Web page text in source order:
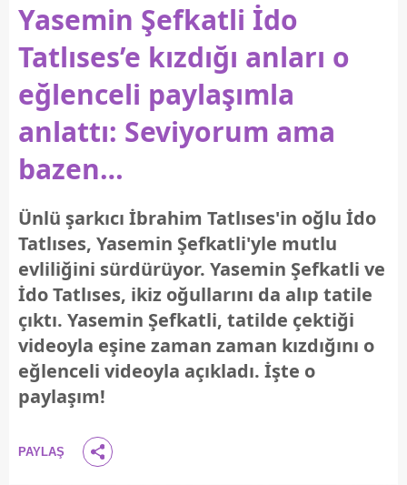
Yasemin Şefkatli İdo
Tatlıses’e kızdığı anları o
eğlenceli paylaşımla
anlattı: Seviyorum ama
bazen…
Ünlü şarkıcı İbrahim Tatlıses'in oğlu İdo
Tatlıses, Yasemin Şefkatli'yle mutlu
evliliğini sürdürüyor. Yasemin Şefkatli ve
İdo Tatlıses, ikiz oğullarını da alıp tatile
çıktı. Yasemin Şefkatli, tatilde çektiği
videoyla eşine zaman zaman kızdığını o
eğlenceli videoyla açıkladı. İşte o
paylaşım!
PAYLAŞ